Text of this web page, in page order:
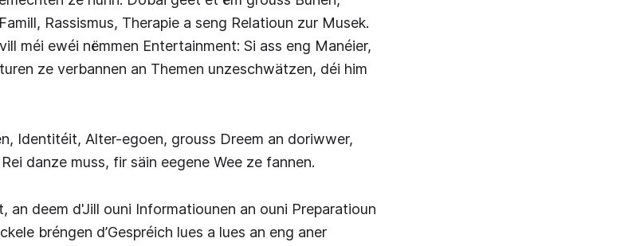
Rassismus, Therapie a seng Relatioun zur Musek.
méi ewéi nëmmen Entertainment: Si ass eng Manéier,
ze verbannen an Themen unzeschwätzen, déi him
Identitéit, Alter-egoen, grouss Dreem an doriwwer,
danze muss, fir säin eegene Wee ze fannen.
an deem d'Jill ouni Informatiounen an ouni Preparatioun
bréngen d’Gespréich lues a lues an eng aner